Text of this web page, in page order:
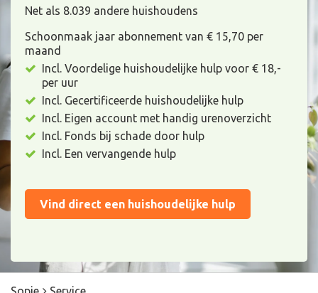
Net als 8.039 andere huishoudens
Schoonmaak jaar abonnement van € 15,70 per
maand
Incl. Voordelige huishoudelijke hulp voor € 18,-
per uur
Incl. Gecertificeerde huishoudelijke hulp
Incl. Eigen account met handig urenoverzicht
Incl. Fonds bij schade door hulp
Incl. Een vervangende hulp
Vind direct een huishoudelijke hulp